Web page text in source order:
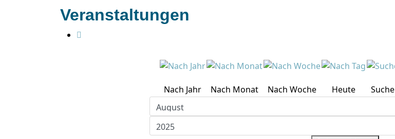
Veranstaltungen
Nach Jahr Nach Monat Nach Woche Heute Suche